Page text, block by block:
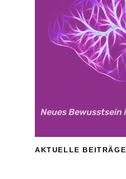
AKTUELLE BEITRÄGE